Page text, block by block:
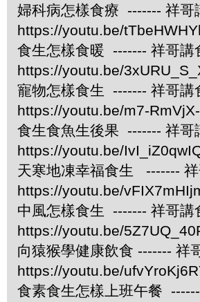
婦科病怎樣食療 ------- 祥哥
https://youtu.be/
食生怎樣食暖 ------- 祥哥講
https://youtu.be/
寵物怎樣食生 ------- 祥哥講
https://youtu.be/m7-
食生食魚生後果 ------- 祥哥
https://youtu.be/
天寒地凍幸福食生 -------
https://youtu.be/
中風怎樣食生 ------- 祥哥講
https://youtu.be/
向猿猴學健康飲食 ------- 祥
https://youtu.be/
食素食生怎樣上班午餐